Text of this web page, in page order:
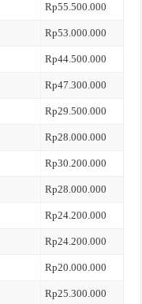
Rp55.500.000
Rp53.000.000
Rp44.500.000
Rp47.300.000
Rp29.500.000
Rp28.000.000
Rp30.200.000
Rp28.000.000
Rp24.200.000
Rp24.200.000
Rp20.000.000
Rp25.300.000